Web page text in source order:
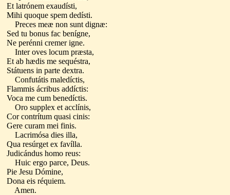
Et latrónem exaudísti,
Mihi quoque spem dedísti.
Preces meæ non sunt dignæ:
Sed tu bonus fac benígne,
Ne perénni cremer igne.
Inter oves locum præsta,
Et ab hædis me sequéstra,
Státuens in parte dextra.
Confutátis maledíctis,
Flammis ácribus addíctis:
Voca me cum benedíctis.
Oro supplex et acclínis,
Cor contrítum quasi cinis:
Gere curam mei finis.
Lacrimósa dies illa,
Qua resúrget ex favílla.
Judicándus homo reus:
Huic ergo parce, Deus.
Pie Jesu Dómine,
Dona eis réquiem.
Amen.